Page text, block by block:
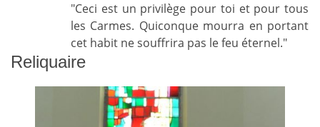
"Ceci est un privilège pour toi et pour tous
les Carmes. Quiconque mourra en portant
cet habit ne souffrira pas le feu éternel."
Reliquaire